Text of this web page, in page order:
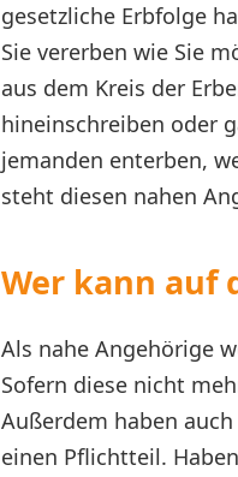
gesetzliche Erbfolge
Sie vererben wie Sie
aus dem Kreis der
hineinschreiben oder
jemanden enterben,
steht diesen nahen
Wer kann auf
Als nahe Angehörige
Sofern diese nicht
Außerdem haben
einen Pflichtteil.